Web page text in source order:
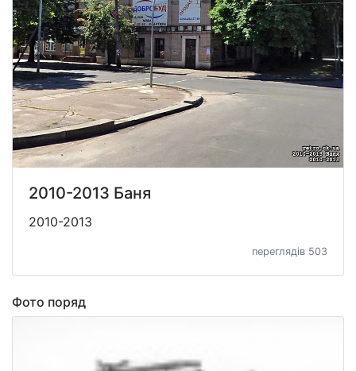
2010-2013 Баня
2010-2013
переглядів 503
Фото поряд
Donate 💸
Support Ukraine ❤
Share this widget 📌